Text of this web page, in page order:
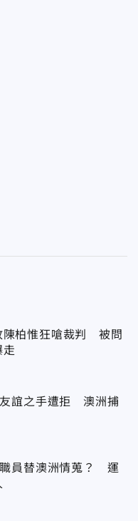
陳柏惟狂嗆裁判 被問
走
誼之手遭拒 澳洲捕
員替澳洲情蒐？ 運